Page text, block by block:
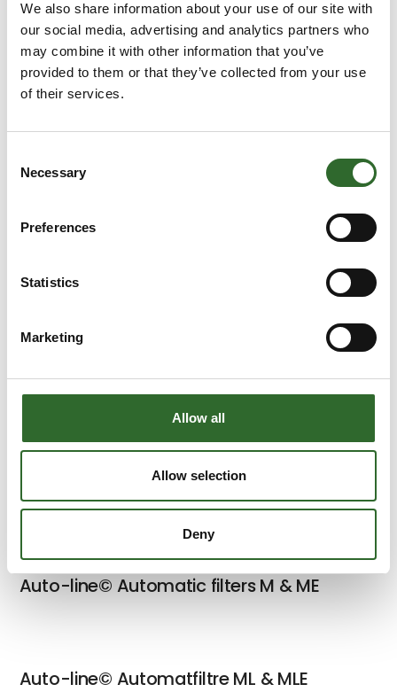
We also share information about your use of our site with
our social media, advertising and analytics partners who
may combine it with other information that you’ve
provided to them or that they’ve collected from your use
of their services.
Selection
Necessary
Preferences
Statistics
Marketing
Allow all
Allow selection
Deny
Flere produkter fra HiFlux Filtration A/S
Auto-line© R Automatfiltre LR
Auto-line© R Automatfiltre XXLR
Auto-line© Automatfiltre VLR-E
Auto-line© Automatic filters M & ME
Auto-line© Automatfiltre ML & MLE